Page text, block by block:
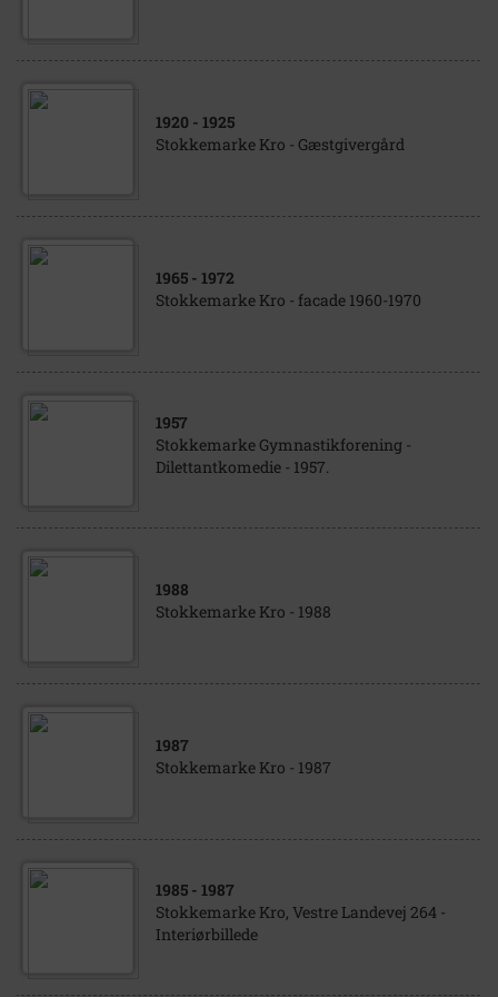
1920 - 1925
Stokkemarke Kro - Gæstgivergård
1965 - 1972
Stokkemarke Kro - facade 1960-1970
1957
Stokkemarke Gymnastikforening -
Dilettantkomedie - 1957.
1988
Stokkemarke Kro - 1988
1987
Stokkemarke Kro - 1987
1985 - 1987
Stokkemarke Kro, Vestre Landevej 264 -
Interiørbillede